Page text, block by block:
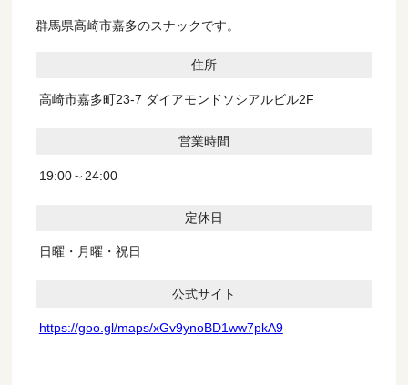
群馬県高崎市嘉多のスナックです。
住所
高崎市嘉多町23-7 ダイアモンドソシアルビル2F
営業時間
19:00～24:00
定休日
日曜・月曜・祝日
公式サイト
https://goo.gl/maps/xGv9ynoBD1ww7pkA9